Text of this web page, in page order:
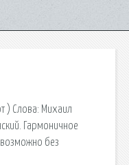
) Слова: Михаил
Гармоничное
без